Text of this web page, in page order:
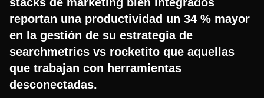
reportan una productividad un 34 % mayor
en la gestión de su estrategia de
searchmetrics vs rocketito que aquellas
que trabajan con herramientas
desconectadas.